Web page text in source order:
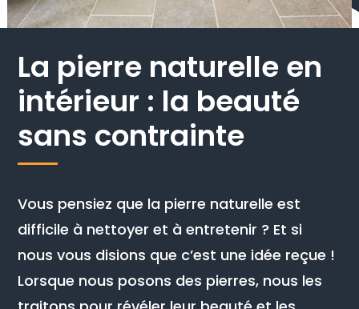
La pierre naturelle en
intérieur : la beauté
sans contrainte
Vous pensiez que la pierre naturelle est
difficile à nettoyer et à entretenir ? Et si
nous vous disions que c’est une idée reçue !
Lorsque nous posons des pierres, nous les